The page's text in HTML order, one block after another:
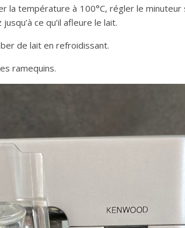
la température à 100°C, régler le
ce qu’il afleure le lait.
de lait en refroidissant.
ramequins.